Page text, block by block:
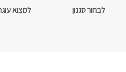
לבחור סגנון למצוא